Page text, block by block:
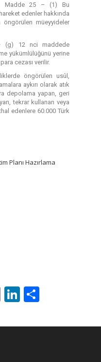
Madde 25 – (1) Bu
edenler hakkında
öngörülen müeyyideler
(g) 12 nci maddede
yükümlülüğünü yerine
cezası verilir.
öngörülen usûl,
aykırı olarak atık
depolama yapan, geri
tekrar kullanan veya
edenlere 60.000 Türk
CopyLinkedIn